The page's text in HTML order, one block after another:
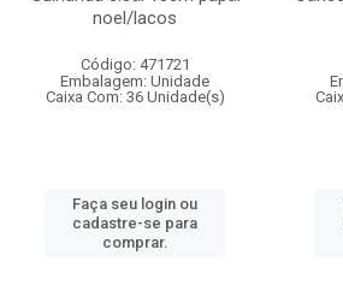
noel/lacos
Código: 471721
Embalagem: Unidade
Caixa Com: 36 Unidade(s)
Faça seu login ou
cadastre-se para
comprar.